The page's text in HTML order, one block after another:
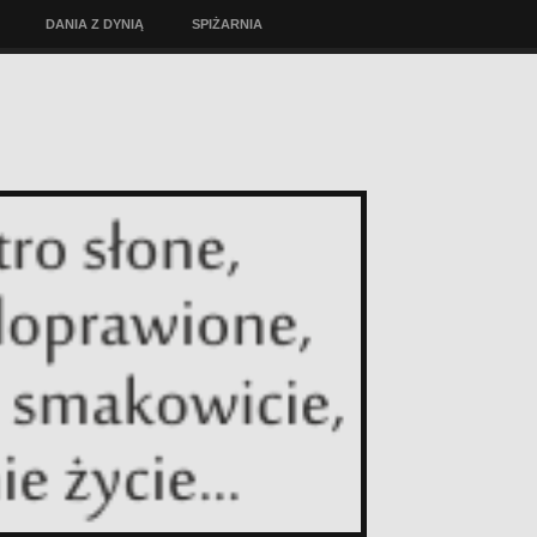
DANIA Z DYNIĄ SPIŻARNIA